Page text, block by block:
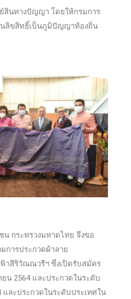
สินทางปัญญา โดยให้กรมการ
ลิขสิทธิ์เป็นภูมิปัญญาท้องถิ่น
กระทรวงมหาดไทย จึงขอ
การประกวดผ้าลาย
าสิริวัณณวรีฯ ซึ่งเปิดรับสมัคร
น 2564 และประกวดในระดับ
ละประกวดในระดับประเทศใน